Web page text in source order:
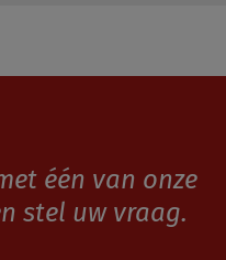
één van onze
stel uw vraag.